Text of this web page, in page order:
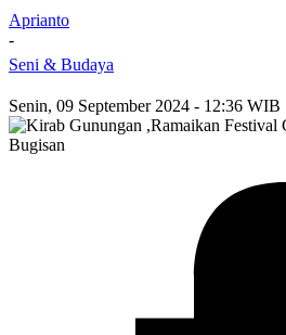
Aprianto
-
Seni & Budaya
Senin, 09 September 2024 - 12:36 WIB